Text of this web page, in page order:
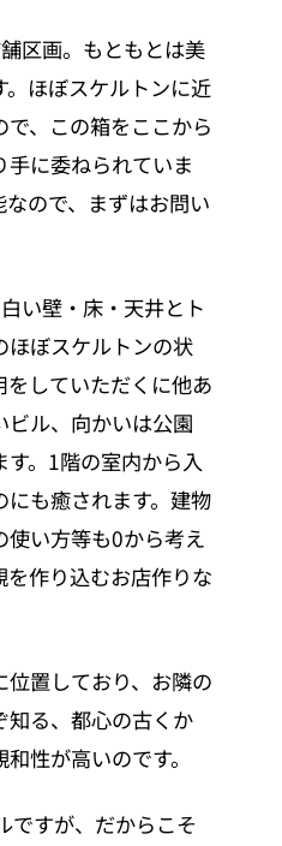
区画。もともとは美
ほぼスケルトンに近
、この箱をここから
手に委ねられていま
ので、まずはお問い
い壁・床・天井とト
ほぼスケルトンの状
していただくに他あ
ビル、向かいは公園
。1階の室内から入
も癒されます。建物
使い方等も0から考え
作り込むお店作りな
置しており、お隣の
知る、都心の古くか
性が高いのです。
ですが、だからこそ